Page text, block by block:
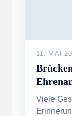
11. MAI
Viele